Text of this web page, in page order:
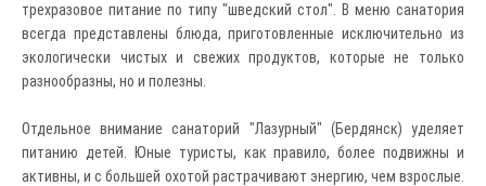
трехразовое питание по типу "шведский стол". В меню санатория
всегда представлены блюда, приготовленные исключительно из
экологически чистых и свежих продуктов, которые не только
разнообразны, но и полезны.
Отдельное внимание санаторий "Лазурный" (Бердянск) уделяет
питанию детей. Юные туристы, как правило, более подвижны и
активны, и с большей охотой растрачивают энергию, чем взрослые.